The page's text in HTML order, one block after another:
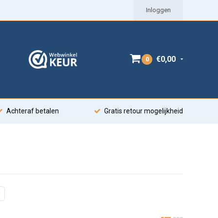
Inloggen
0 €0,00
Achteraf betalen Gratis retour mogelijkheid